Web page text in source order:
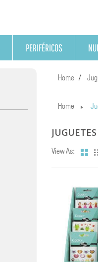
PERIFÉRICOS
Home
Home
View As: